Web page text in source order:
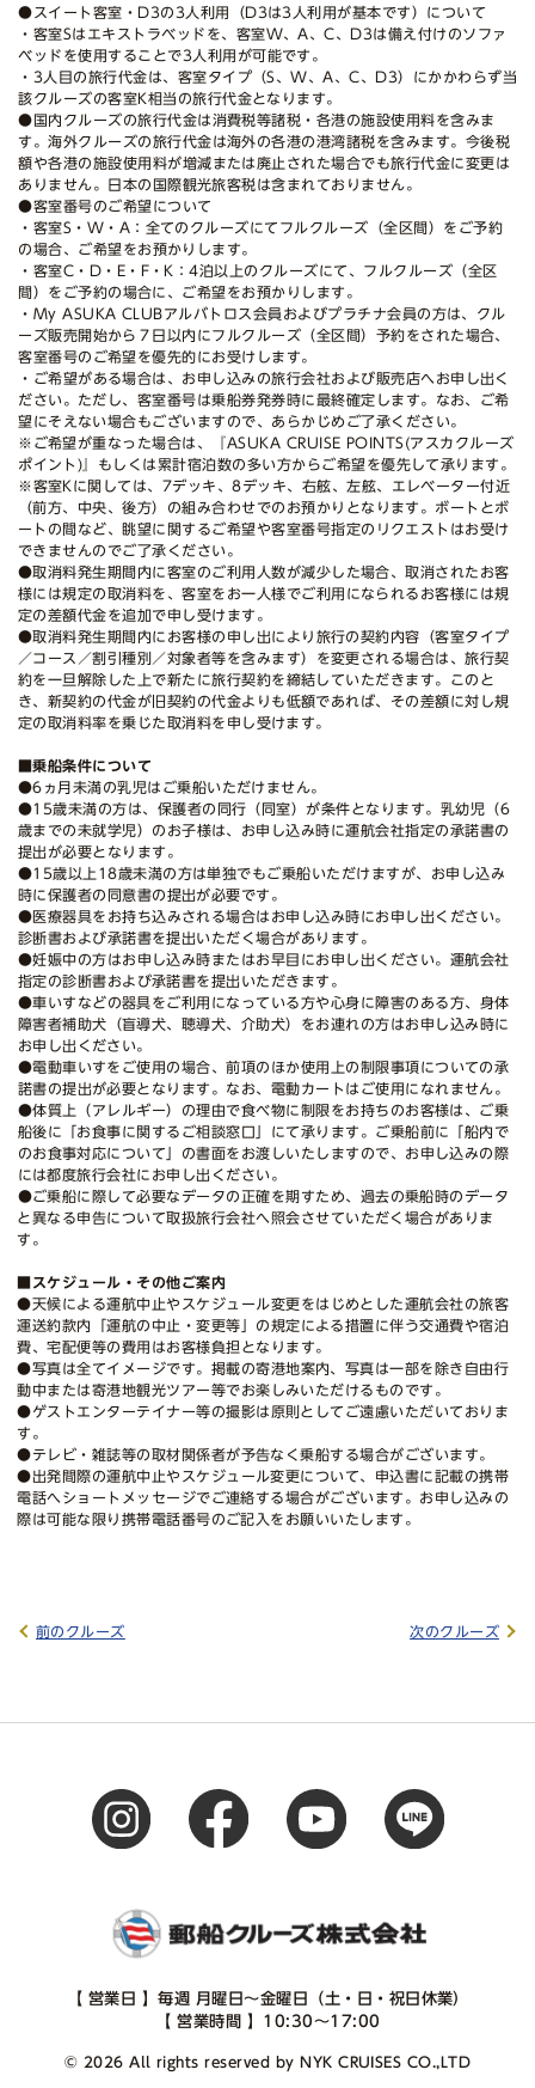
●スイート客室・D3の3人利用（D3は3人利用が基本です）について
・客室Sはエキストラベッドを、客室W、A、C、D3は備え付けのソファ
ベッドを使用することで3人利用が可能です。
・3人目の旅行代金は、客室タイプ（S、W、A、C、D3）にかかわらず当
該クルーズの客室K相当の旅行代金となります。
●国内クルーズの旅行代金は消費税等諸税・各港の施設使用料を含みま
す。海外クルーズの旅行代金は海外の各港の港湾諸税を含みます。今後税
額や各港の施設使用料が増減または廃止された場合でも旅行代金に変更は
ありません。日本の国際観光旅客税は含まれておりません。
●客室番号のご希望について
・客室S・W・A：全てのクルーズにてフルクルーズ（全区間）をご予約
の場合、ご希望をお預かりします。
・客室C・D・E・F・K：4泊以上のクルーズにて、フルクルーズ（全区
間）をご予約の場合に、ご希望をお預かりします。
・My ASUKA CLUBアルバトロス会員およびプラチナ会員の方は、クル
ーズ販売開始から７日以内にフルクルーズ（全区間）予約をされた場合、
客室番号のご希望を優先的にお受けします。
・ご希望がある場合は、お申し込みの旅行会社および販売店へお申し出く
ださい。ただし、客室番号は乗船券発券時に最終確定します。なお、ご希
望にそえない場合もございますので、あらかじめご了承ください。
※ご希望が重なった場合は、『ASUKA CRUISE POINTS(アスカクルーズ
ポイント)』もしくは累計宿泊数の多い方からご希望を優先して承ります。
※客室Kに関しては、7デッキ、8デッキ、右舷、左舷、エレベーター付近
（前方、中央、後方）の組み合わせでのお預かりとなります。ボートとボ
ートの間など、眺望に関するご希望や客室番号指定のリクエストはお受け
できませんのでご了承ください。
●取消料発生期間内に客室のご利用人数が減少した場合、取消されたお客
様には規定の取消料を、客室をお一人様でご利用になられるお客様には規
定の差額代金を追加で申し受けます。
●取消料発生期間内にお客様の申し出により旅行の契約内容（客室タイプ
／コース／割引種別／対象者等を含みます）を変更される場合は、旅行契
約を一旦解除した上で新たに旅行契約を締結していただきます。このと
き、新契約の代金が旧契約の代金よりも低額であれば、その差額に対し規
定の取消料率を乗じた取消料を申し受けます。
■乗船条件について
●6ヵ月未満の乳児はご乗船いただけません。
●15歳未満の方は、保護者の同行（同室）が条件となります。乳幼児（6
歳までの未就学児）のお子様は、お申し込み時に運航会社指定の承諾書の
提出が必要となります。
●15歳以上18歳未満の方は単独でもご乗船いただけますが、お申し込み
時に保護者の同意書の提出が必要です。
●医療器具をお持ち込みされる場合はお申し込み時にお申し出ください。
診断書および承諾書を提出いただく場合があります。
●妊娠中の方はお申し込み時またはお早目にお申し出ください。運航会社
指定の診断書および承諾書を提出いただきます。
●車いすなどの器具をご利用になっている方や心身に障害のある方、身体
障害者補助犬（盲導犬、聴導犬、介助犬）をお連れの方はお申し込み時に
お申し出ください。
●電動車いすをご使用の場合、前項のほか使用上の制限事項についての承
諾書の提出が必要となります。なお、電動カートはご使用になれません。
●体質上（アレルギー）の理由で食べ物に制限をお持ちのお客様は、ご乗
船後に「お食事に関するご相談窓口」にて承ります。ご乗船前に「船内で
のお食事対応について」の書面をお渡しいたしますので、お申し込みの際
には都度旅行会社にお申し出ください。
●ご乗船に際して必要なデータの正確を期すため、過去の乗船時のデータ
と異なる申告について取扱旅行会社へ照会させていただく場合がありま
す。
■スケジュール・その他ご案内
●天候による運航中止やスケジュール変更をはじめとした運航会社の旅客
運送約款内「運航の中止・変更等」の規定による措置に伴う交通費や宿泊
費、宅配便等の費用はお客様負担となります。
●写真は全てイメージです。掲載の寄港地案内、写真は一部を除き自由行
動中または寄港地観光ツアー等でお楽しみいただけるものです。
●ゲストエンターテイナー等の撮影は原則としてご遠慮いただいておりま
す。
●テレビ・雑誌等の取材関係者が予告なく乗船する場合がございます。
●出発間際の運航中止やスケジュール変更について、申込書に記載の携帯
電話へショートメッセージでご連絡する場合がございます。お申し込みの
際は可能な限り携帯電話番号のご記入をお願いいたします。
前のクルーズ 次のクルーズ
【 営業日 】毎週 月曜日～金曜日（土・日・祝日休業）
【 営業時間 】10:30～17:00
© 2026 All rights reserved by NYK CRUISES CO.,LTD